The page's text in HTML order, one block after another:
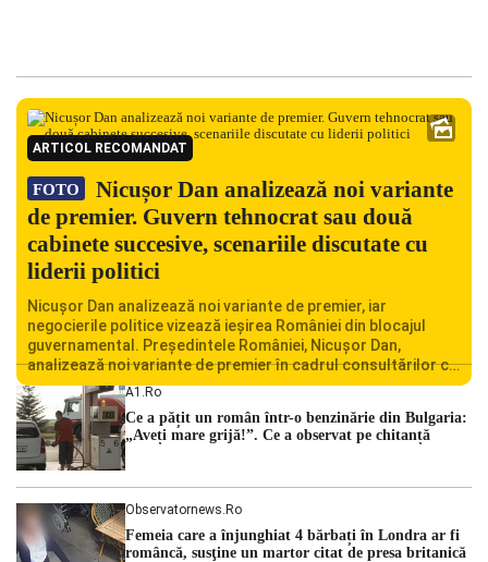
ARTICOL RECOMANDAT
FOTO
Nicușor Dan analizează noi variante
de premier. Guvern tehnocrat sau două
cabinete succesive, scenariile discutate cu
liderii politici
Nicușor Dan analizează noi variante de premier, iar
negocierile politice vizează ieșirea României din blocajul
guvernamental. Președintele României, Nicușor Dan,
analizează noi variante de premier în cadrul consultărilor cu
liderii politici. Ciprian Ciucu vorbește despre scenariul unui
guvern tehnocrat și despre posibilitatea a două cabinete
succesive. Nicușor Dan analizează noi variante de premier
România traversează […]
A1.ro
Ce a pățit un român într-o benzinărie din Bulgaria:
„Aveți mare grijă!”. Ce a observat pe chitanță
Observatornews.ro
Femeia care a înjunghiat 4 bărbați în Londra ar fi
româncă, susţine un martor citat de presa britanică